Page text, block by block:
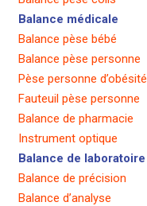
Balance médicale
Balance pèse bébé
Balance pèse personne
Pèse personne d’obésité
Fauteuil pèse personne
Balance de pharmacie
Instrument optique
Balance de laboratoire
Balance de précision
Balance d’analyse